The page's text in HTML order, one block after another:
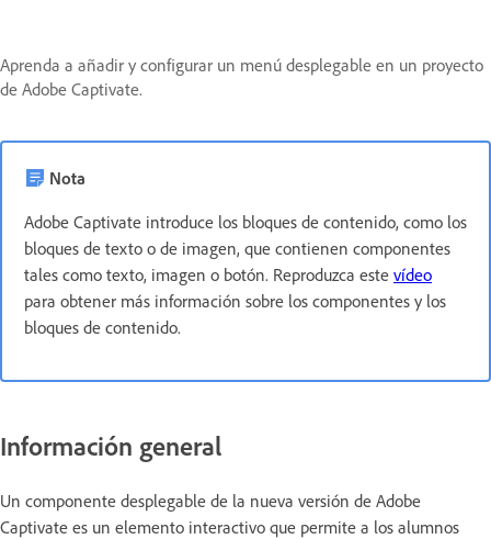
Aprenda a añadir y configurar un menú desplegable en un proyecto
de Adobe Captivate.
Nota
Adobe Captivate introduce los bloques de contenido, como los
bloques de texto o de imagen, que contienen componentes
tales como texto, imagen o botón. Reproduzca este vídeo
para obtener más información sobre los componentes y los
bloques de contenido.
Información general
Un componente desplegable de la nueva versión de Adobe
Captivate es un elemento interactivo que permite a los alumnos